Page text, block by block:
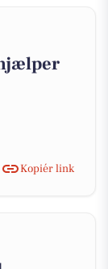
Kopiér link